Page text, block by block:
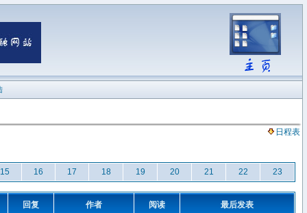
日程表
15 16 17 18 19 20 21 22 23
回复 作者 阅读 最后发表